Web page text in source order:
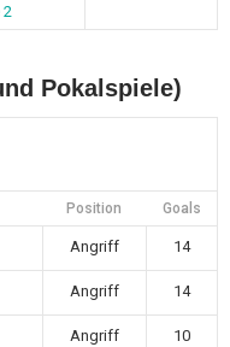
2
Pokalspiele)
Position Goals
Angriff 14
Angriff 14
Angriff 10